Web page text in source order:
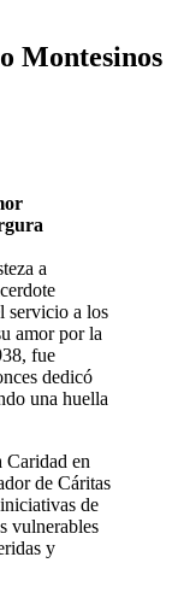
Montesinos
a
servicio a los
amor por la
fue
dedicó
una huella
Caridad en
de Cáritas
de
vulnerables
y